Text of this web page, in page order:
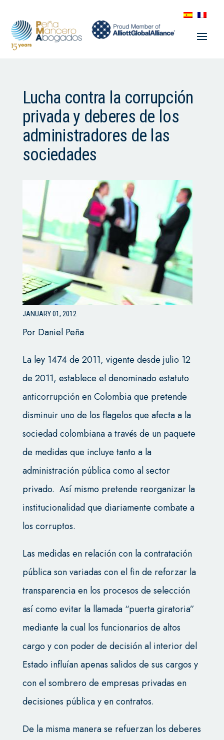
Lucha contra la corrupción
privada y deberes de los
administradores de las
sociedades
JANUARY 01, 2012
Por Daniel Peña
La ley 1474 de 2011, vigente desde julio 12
de 2011, establece el denominado estatuto
anticorrupción en Colombia que pretende
disminuir uno de los flagelos que afecta a la
sociedad colombiana a través de un paquete
de medidas que incluye tanto a la
administración pública como al sector
privado. Así mismo pretende reorganizar la
institucionalidad que diariamente combate a
los corruptos.
Las medidas en relación con la contratación
pública son variadas con el fin de reforzar la
transparencia en los procesos de selección
así como evitar la llamada “puerta giratoria”
mediante la cual los funcionarios de altos
cargo y con poder de decisión al interior del
Estado influían apenas salidos de sus cargos y
con el sombrero de empresas privadas en
decisiones pública y en contratos.
De la misma manera se refuerzan los deberes